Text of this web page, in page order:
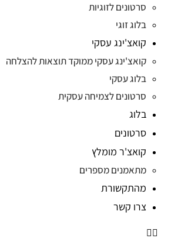
סרטונים לזוגיות
בלוג זוגי
קואצ'ינג עסקי
קואצ'ינג עסקי ממוקד תוצאות להצלחה
בלוג עסקי
סרטונים לצמיחה עסקית
בלוג
סרטונים
קואצ'ר מומלץ
מתאמנים מספרים
מהתקשורת
צרו קשר